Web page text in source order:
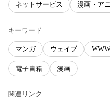
ネットサービス 漫画・ア
キーワード
マンガ ウェイブ
電子書籍 漫画
関連リンク